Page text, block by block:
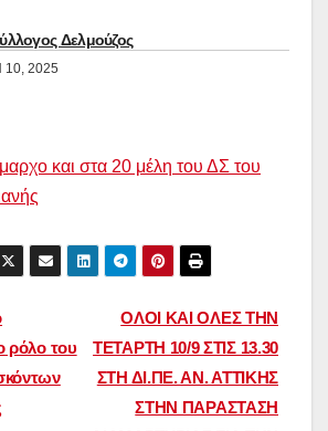
Δελμούζος
10, 2025
και στα 20 μέλη του ΔΣ του
ΟΛΟΙ ΚΑΙ ΟΛΕΣ ΤΗΝ
ΤΕΤΑΡΤΗ 10/9 ΣΤΙΣ 13.30
ΣΤΗ ΔΙ.ΠΕ. ΑΝ. ΑΤΤΙΚΗΣ
ΣΤΗΝ ΠΑΡΑΣΤΑΣΗ
ρόλο του